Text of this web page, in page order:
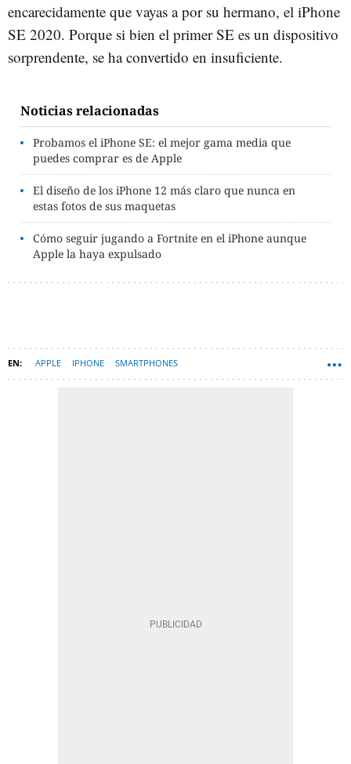
encarecidamente que vayas a por su hermano, el iPhone
SE 2020. Porque si bien el primer SE es un dispositivo
sorprendente, se ha convertido en insuficiente.
Noticias relacionadas
Probamos el iPhone SE: el mejor gama media que
puedes comprar es de Apple
El diseño de los iPhone 12 más claro que nunca en
estas fotos de sus maquetas
Cómo seguir jugando a Fortnite en el iPhone aunque
Apple la haya expulsado
APPLE IPHONE SMARTPHONES